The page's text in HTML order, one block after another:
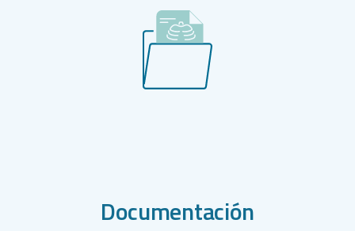
Documentación